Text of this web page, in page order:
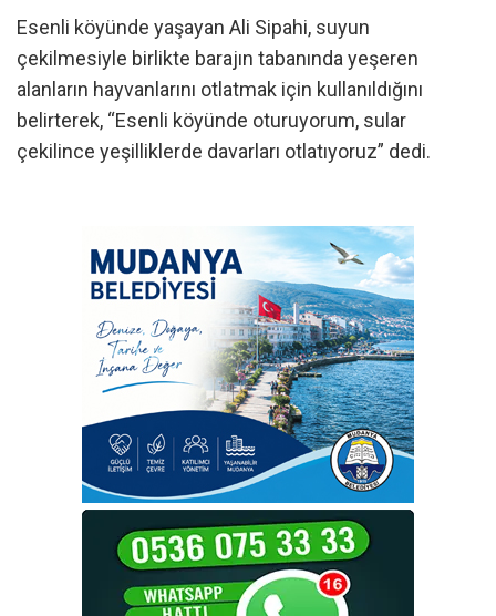
Esenli köyünde yaşayan Ali Sipahi, suyun
çekilmesiyle birlikte barajın tabanında yeşeren
alanların hayvanlarını otlatmak için kullanıldığını
belirterek, “Esenli köyünde oturuyorum, sular
çekilince yeşilliklerde davarları otlatıyoruz” dedi.